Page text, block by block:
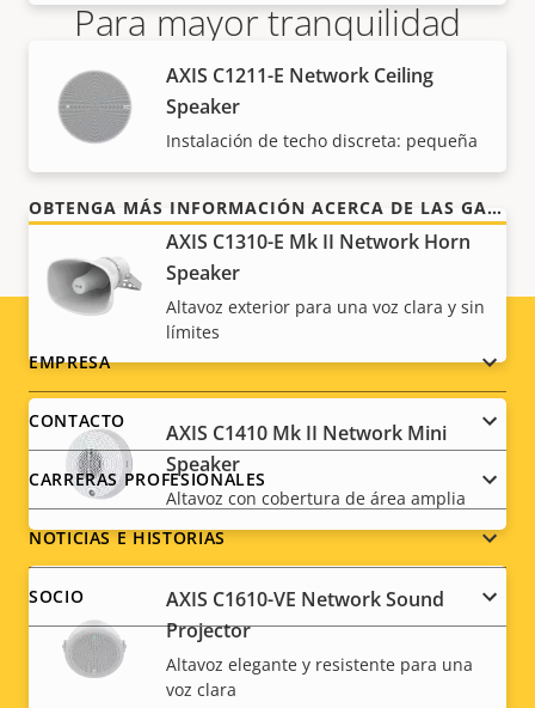
AXIS C1211-E Network Ceiling
Speaker
Instalación de techo discreta: pequeña
AXIS C1310-E Mk II Network Horn
Speaker
Altavoz exterior para una voz clara y sin
límites
AXIS C1410 Mk II Network Mini
Speaker
Altavoz con cobertura de área amplia
AXIS C1610-VE Network Sound
Projector
Altavoz elegante y resistente para una
voz clara
Para mayor tranquilidad
Nuestra garantía de 3 años brinda a nuestros
clientes un uso sin preocupaciones y un control de
los costes.
OBTENGA MÁS INFORMACIÓN ACERCA DE LAS GARANTÍAS DE AXIS
Footer
menu
EMPRESA
CONTACTO
CARRERAS PROFESIONALES
NOTICIAS E HISTORIAS
SOCIO